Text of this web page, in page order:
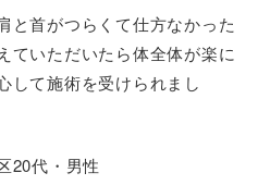
と首がつらくて仕方なかった
ていただいたら体全体が楽に
して施術を受けられまし
20代・男性